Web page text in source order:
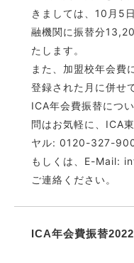
きましては、10月5
融機関に振替分
たします。
また、加盟校年会費
登録された月に併せ
ICA年会費振替につ
問はお気軽に、ICA
ヤル: 0120-327-
もしくは、E-Mail:
ご連絡ください。
ICA年会費振替